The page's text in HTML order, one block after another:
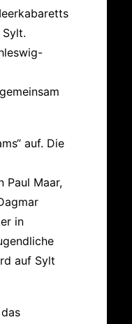
auf. Die
Paul Maar,
in
auf Sylt